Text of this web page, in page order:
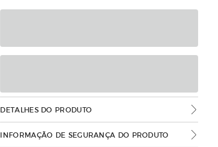
DETALHES DO PRODUTO
INFORMAÇÃO DE SEGURANÇA DO PRODUTO